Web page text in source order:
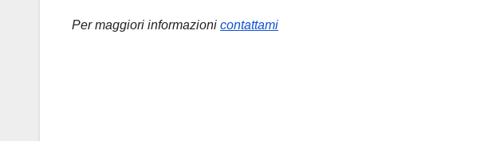
Per maggiori informazioni contattami